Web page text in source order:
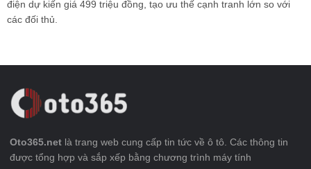
điện dự kiến giá 499 triệu đồng, tạo ưu thế cạnh tranh lớn so với
các đối thủ.
Oto365.net là trang web cung cấp tin tức về ô tô. Các thông tin
được tổng hợp và sắp xếp bằng chương trình máy tính